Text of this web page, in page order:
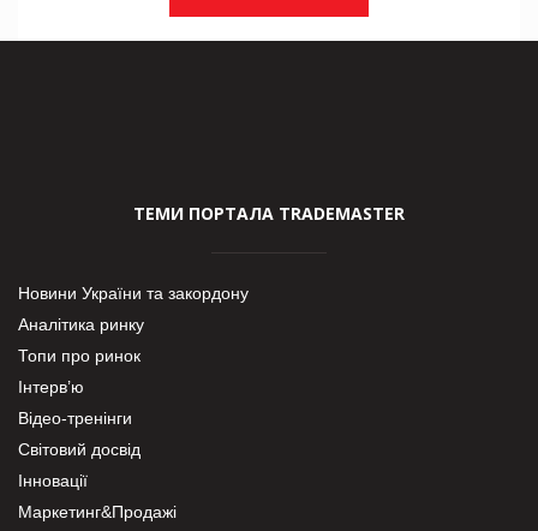
ТЕМИ ПОРТАЛА TRADEMASTER
Новини України та закордону
Аналітика ринку
Топи про ринок
Інтерв’ю
Відео-тренінги
Світовий досвід
Інновації
Маркетинг&Продажі